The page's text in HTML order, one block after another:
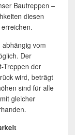
Bautreppen –
diesen
vom
Der
Treppen der
wird, beträgt
sind für alle
gleicher